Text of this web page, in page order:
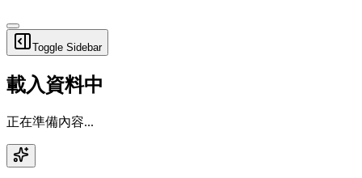
Toggle Sidebar
載入資料中
正在準備內容...